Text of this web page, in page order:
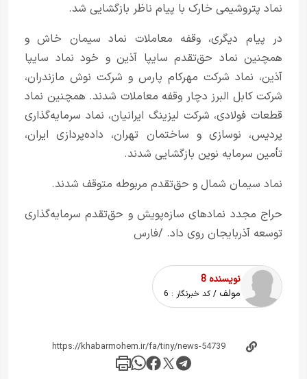
نماد پتروشیمی خارک با پیام ناظر بازگشایی شد.
در پیام دیگری، وقفه معاملات نماد سیمان خاش و
همچنین نماد حق‌تقدم سایپا آذین و خود نماد سایپا
آذین، نماد شرکت مهرکام پارس و شرکت نوش مازندران،
شرکت کابل البرز دچار وقفه معاملات شدند. همچنین نماد
قطعات فولادی، شرکت لیزینگ ایرانیان، نماد سرمایه‌گذاری
پردیس، نوسازی و ساختمان تهران، داده‌پردازی ایران،
تأمین سرمایه نوین بازگشایی شدند.
نماد سیمان شمال و حق‌تقدم مربوطه متوقف شدند.
حراج مجدد نمادهای سازه‌پویش و حق‌تقدم سرمایه‌گذاری
توسعه آذربایجان روی داد. /فارس
نویسنده 8
مولف / کد خبرنگار : 6